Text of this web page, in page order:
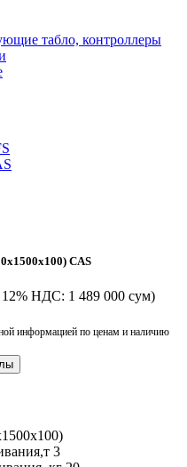
табло, контроллеры
CAS
12% НДС: 1 489 000 сум)
информацией по ценам и наличию
3